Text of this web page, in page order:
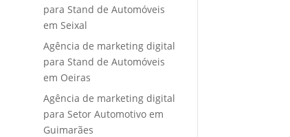
para Stand de Automóveis
em Seixal
Agência de marketing digital
para Stand de Automóveis
em Oeiras
Agência de marketing digital
para Setor Automotivo em
Guimarães